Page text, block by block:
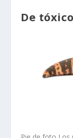
De